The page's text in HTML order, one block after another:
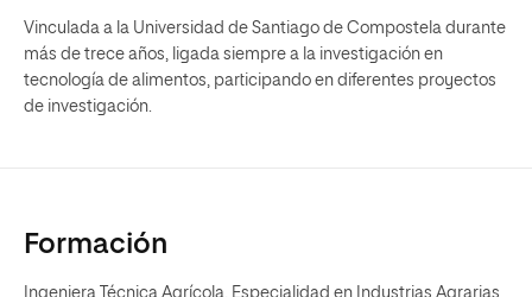
Vinculada a la Universidad de Santiago de Compostela durante
más de trece años, ligada siempre a la investigación en
tecnología de alimentos, participando en diferentes proyectos
de investigación.
Formación
Ingeniera Técnica Agrícola, Especialidad en Industrias Agrarias